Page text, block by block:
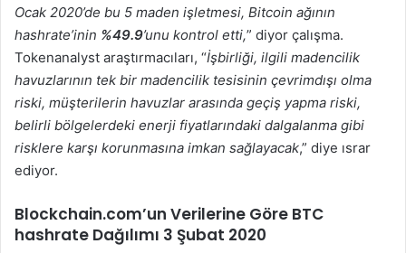
Ocak 2020’de bu 5 maden işletmesi, Bitcoin ağının
hashrate’inin %49.9’unu kontrol etti,” diyor çalışma.
Tokenanalyst araştırmacıları, “İşbirliği, ilgili madencilik
havuzlarının tek bir madencilik tesisinin çevrimdışı olma
riski, müşterilerin havuzlar arasında geçiş yapma riski,
belirli bölgelerdeki enerji fiyatlarındaki dalgalanma gibi
risklere karşı korunmasına imkan sağlayacak,” diye ısrar
ediyor.
Blockchain.com’un Verilerine Göre BTC
hashrate Dağılımı 3 Şubat 2020